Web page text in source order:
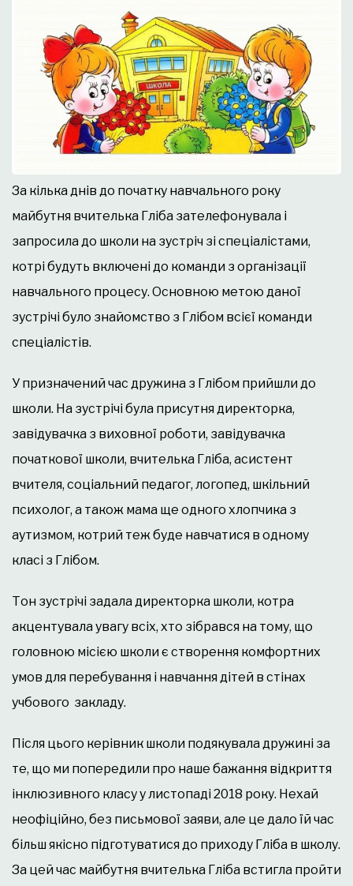
За кілька днів до початку навчального року
майбутня вчителька Гліба зателефонувала і
запросила до школи на зустріч зі спеціалістами,
котрі будуть включені до команди з організації
навчального процесу. Основною метою даної
зустрічі було знайомство з Глібом всієї команди
спеціалістів.
У призначений час дружина з Глібом прийшли до
школи. На зустрічі була присутня директорка,
завідувачка з виховної роботи, завідувачка
початкової школи, вчителька Гліба, асистент
вчителя, соціальний педагог, логопед, шкільний
психолог, а також мама ще одного хлопчика з
аутизмом, котрий теж буде навчатися в одному
класі з Глібом.
Тон зустрічі задала директорка школи, котра
акцентувала увагу всіх, хто зібрався на тому, що
головною місією школи є створення комфортних
умов для перебування і навчання дітей в стінах
учбового закладу.
Після цього керівник школи подякувала дружині за
те, що ми попередили про наше бажання відкриття
інклюзивного класу у листопаді 2018 року. Нехай
неофіційно, без письмової заяви, але це дало їй час
більш якісно підготуватися до приходу Гліба в школу.
За цей час майбутня вчителька Гліба встигла пройти